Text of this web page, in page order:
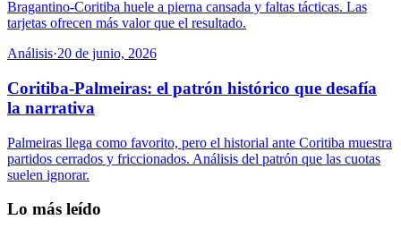
Bragantino-Coritiba huele a pierna cansada y faltas tácticas. Las
tarjetas ofrecen más valor que el resultado.
Análisis·20 de junio, 2026
Coritiba-Palmeiras: el patrón histórico que desafía
la narrativa
Palmeiras llega como favorito, pero el historial ante Coritiba muestra
partidos cerrados y friccionados. Análisis del patrón que las cuotas
suelen ignorar.
Lo más leído